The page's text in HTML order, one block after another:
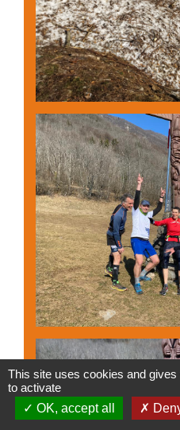
This site uses cookies and
to activate
OK, accept all